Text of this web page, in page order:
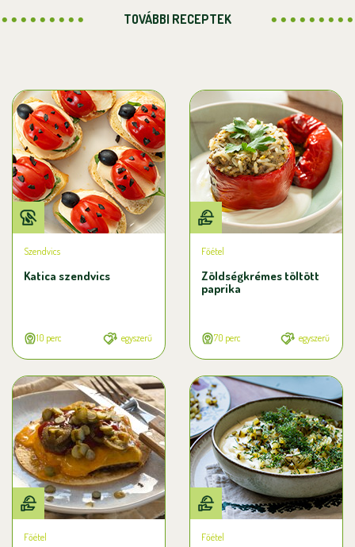
TOVÁBBI RECEPTEK
Szendvics
Katica szendvics
10 perc egyszerű
Főétel
Zöldségkrémes töltött
paprika
70 perc egyszerű
Főétel Főétel